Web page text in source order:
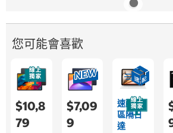
您可能會喜歡
$10,8
79
$7,09
9
速配限
區隔日
達